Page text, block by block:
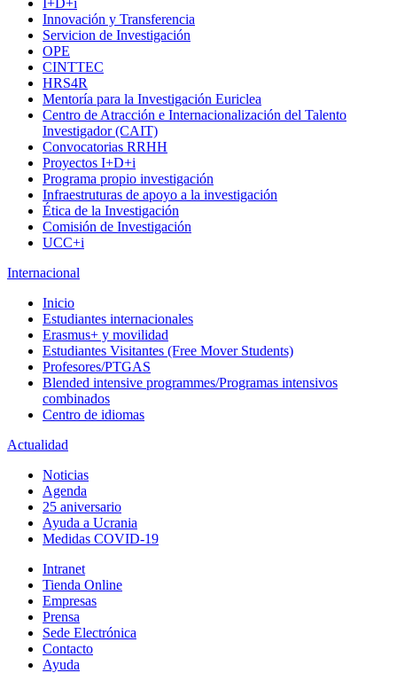
I+D+i
Innovación y Transferencia
Servicion de Investigación
OPE
CINTTEC
HRS4R
Mentoría para la Investigación Euriclea
Centro de Atracción e Internacionalización del Talento
Investigador (CAIT)
Convocatorias RRHH
Proyectos I+D+i
Programa propio investigación
Infraestruturas de apoyo a la investigación
Ética de la Investigación
Comisión de Investigación
UCC+i
Internacional
Inicio
Estudiantes internacionales
Erasmus+ y movilidad
Estudiantes Visitantes (Free Mover Students)
Profesores/PTGAS
Blended intensive programmes/Programas intensivos
combinados
Centro de idiomas
Actualidad
Noticias
Agenda
25 aniversario
Ayuda a Ucrania
Medidas COVID-19
Intranet
Tienda Online
Empresas
Prensa
Sede Electrónica
Contacto
Ayuda